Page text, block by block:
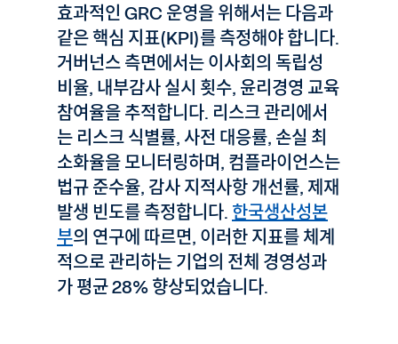
효과적인 GRC 운영을 위해서는 다음과
같은 핵심 지표(KPI)를 측정해야 합니다.
거버넌스 측면에서는 이사회의 독립성
비율, 내부감사 실시 횟수, 윤리경영 교육
참여율을 추적합니다. 리스크 관리에서
는 리스크 식별률, 사전 대응률, 손실 최
소화율을 모니터링하며, 컴플라이언스는
법규 준수율, 감사 지적사항 개선률, 제재
발생 빈도를 측정합니다. 한국생산성본
부의 연구에 따르면, 이러한 지표를 체계
적으로 관리하는 기업의 전체 경영성과
가 평균 28% 향상되었습니다.